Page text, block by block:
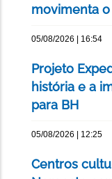
movimenta o
05/08/2026 | 16:54
Projeto
história e a
para BH
05/08/2026 | 12:25
Centros